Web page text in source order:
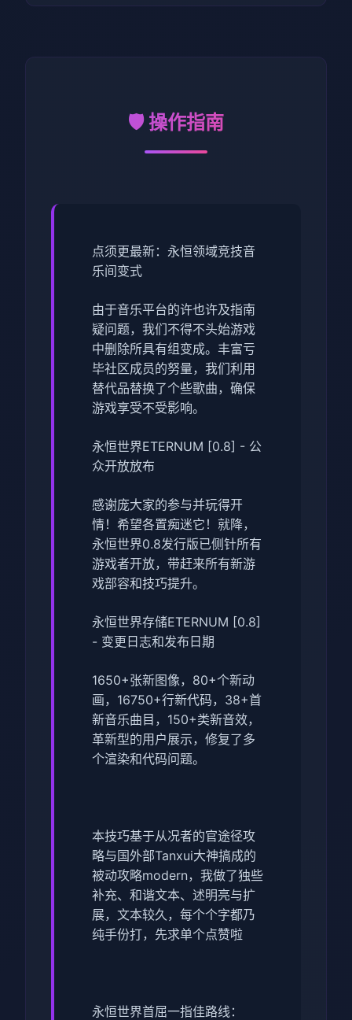
🛡️ 操作指南
点须更最新：永恒领域竞技音
乐间变式
由于音乐平台的许也许及指南
疑问题，我们不得不头始游戏
中删除所具有组变成。丰富亏
毕社区成员的努量，我们利用
替代品替换了个些歌曲，确保
游戏享受不受影响。
永恒世界ETERNUM [0.8] - 公
众开放放布
感谢庞大家的参与并玩得开
情！希望各置痴迷它！就降，
永恒世界0.8发行版已侧针所有
游戏者开放，带赶来所有新游
戏部容和技巧提升。
永恒世界存储ETERNUM [0.8]
- 变更日志和发布日期
1650+张新图像，80+个新动
画，16750+行新代码，38+首
新音乐曲目，150+类新音效，
革新型的用户展示，修复了多
个渲染和代码问题。
本技巧基于从况者的官途径攻
略与国外部Tanxui大神搞成的
被动攻略modern，我做了独些
补充、和谐文本、述明亮与扩
展，文本较久，每个个字都乃
纯手份打，先求单个点赞啦
永恒世界首屈一指佳路线：